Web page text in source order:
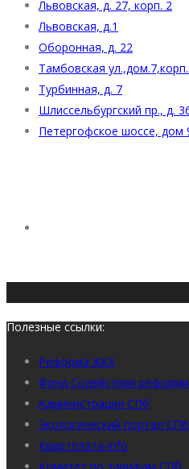
Львовская, д. 27, корп. 2
Львовская, д.1
Оборонная, д. 22
Тамбовская
Турбинная, д. 7
Шлиссельбургский пр., д.
Петергофское шоссе, дом
Полезные ссылки:
Реформа ЖКХ
Фонд Содействия
Администрация СПб
Экологический портал СПб
Квартплата-info